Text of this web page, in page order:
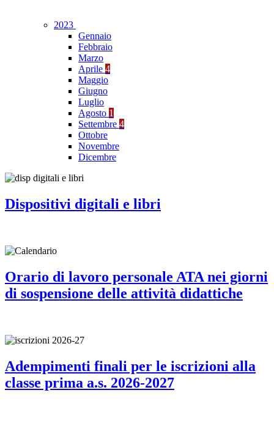
2023
Gennaio
Febbraio
Marzo
Aprile 4
Maggio
Giugno
Luglio
Agosto 1
Settembre 4
Ottobre
Novembre
Dicembre
Dispositivi digitali e libri
Orario di lavoro personale ATA nei giorni
di sospensione delle attività didattiche
Adempimenti finali per le iscrizioni alla
classe prima a.s. 2026-2027